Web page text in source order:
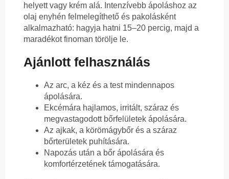
helyett vagy krém alá. Intenzívebb ápoláshoz az
olaj enyhén felmelegíthető és pakolásként
alkalmazható: hagyja hatni 15–20 percig, majd a
maradékot finoman törölje le.
Ajánlott felhasználás
Az arc, a kéz és a test mindennapos
ápolására.
Ekcémára hajlamos, irritált, száraz és
megvastagodott bőrfelületek ápolására.
Az ajkak, a körömágybőr és a száraz
bőrterületek puhítására.
Napozás után a bőr ápolására és
komfortérzetének támogatására.